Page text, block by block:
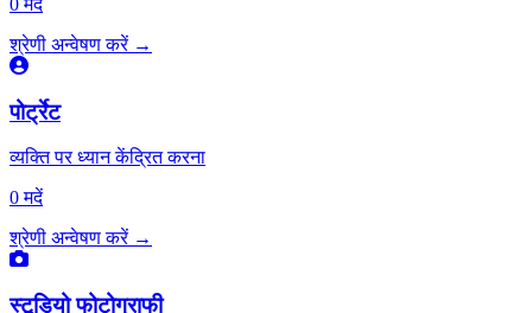
श्रेणी अन्वेषण करें →
पोर्ट्रेट
व्यक्ति पर ध्यान केंद्रित करना
0 मदें
श्रेणी अन्वेषण करें →
स्टूडियो फोटोग्राफी